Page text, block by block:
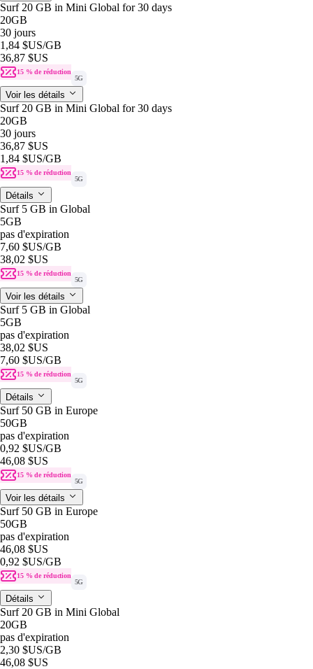
Surf 20 GB in Mini Global for 30 days
20GB
30 jours
1,84 $US/GB
36,87 $US
15 % de réduction
5G
Voir les détails
Surf 20 GB in Mini Global for 30 days
20GB
30 jours
36,87 $US
1,84 $US/GB
15 % de réduction
5G
Détails
Surf 5 GB in Global
5GB
pas d'expiration
7,60 $US/GB
38,02 $US
15 % de réduction
5G
Voir les détails
Surf 5 GB in Global
5GB
pas d'expiration
38,02 $US
7,60 $US/GB
15 % de réduction
5G
Détails
Surf 50 GB in Europe
50GB
pas d'expiration
0,92 $US/GB
46,08 $US
15 % de réduction
5G
Voir les détails
Surf 50 GB in Europe
50GB
pas d'expiration
46,08 $US
0,92 $US/GB
15 % de réduction
5G
Détails
Surf 20 GB in Mini Global
20GB
pas d'expiration
2,30 $US/GB
46,08 $US